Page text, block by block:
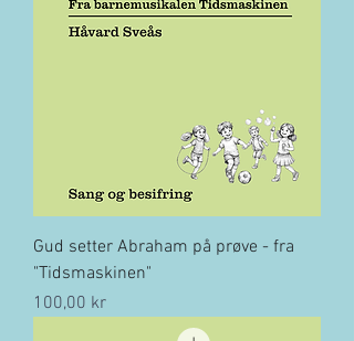
Gud setter Abraham på prøve - fra
"Tidsmaskinen"
Pris
100,00 kr